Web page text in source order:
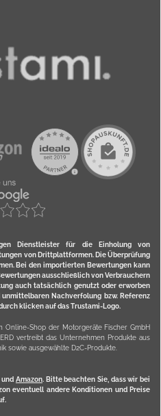
Dienstleister für die Einholung von
von Drittplattformen. Die Überprüfung
Bei den importierten Bewertungen kann
ausschließlich von Verbrauchern
auch tatsächlich genutzt oder erworben
Nachverfolung bzw. Referenz
klicken auf das Trustami-Logo.
Online-Shop der Motorgeräte Fischer GmbH
vertreibt das Unternehmen Produkte aus
sowie ausgewählte D2C-Produkte.
Amazon. Bitte beachten Sie, dass wir bei
eventuell andere Konditionen und Preise